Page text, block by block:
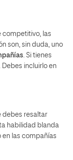
competitivo, las
son, sin duda, uno
. Si tienes
incluirlo en
debes resaltar
habilidad blanda
en las compañías